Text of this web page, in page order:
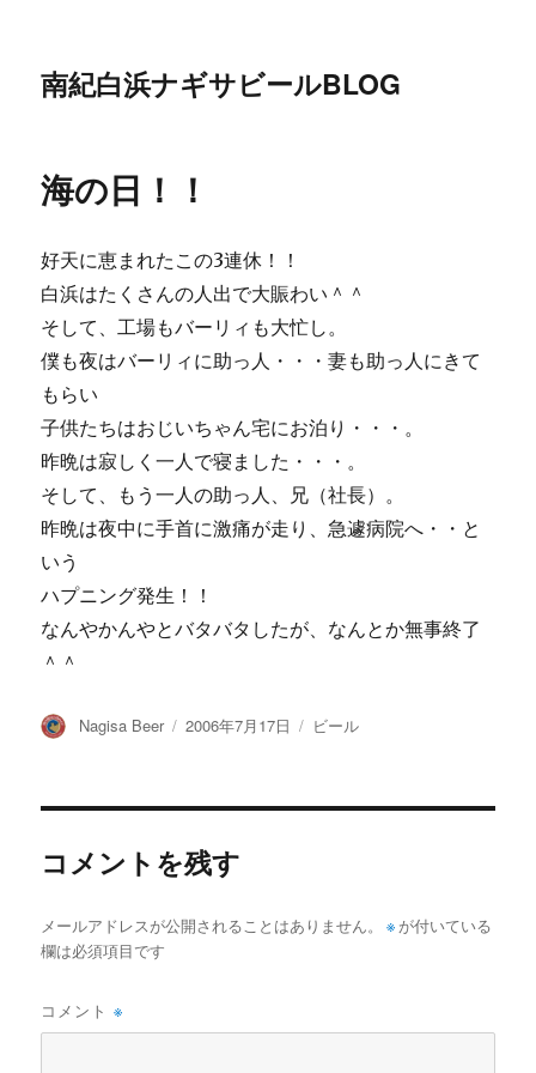
南紀白浜ナギサビールBLOG
海の日！！
好天に恵まれたこの3連休！！
白浜はたくさんの人出で大賑わい＾＾
そして、工場もバーリィも大忙し。
僕も夜はバーリィに助っ人・・・妻も助っ人にきて
もらい
子供たちはおじいちゃん宅にお泊り・・・。
昨晩は寂しく一人で寝ました・・・。
そして、もう一人の助っ人、兄（社長）。
昨晩は夜中に手首に激痛が走り、急遽病院へ・・と
いう
ハプニング発生！！
なんやかんやとバタバタしたが、なんとか無事終了
＾＾
投
Nagisa Beer
投
2006年7月17日
カ
ビール
コメントを残す
メールアドレスが公開されることはありません。 ※ が付いている
欄は必須項目です
コメント※